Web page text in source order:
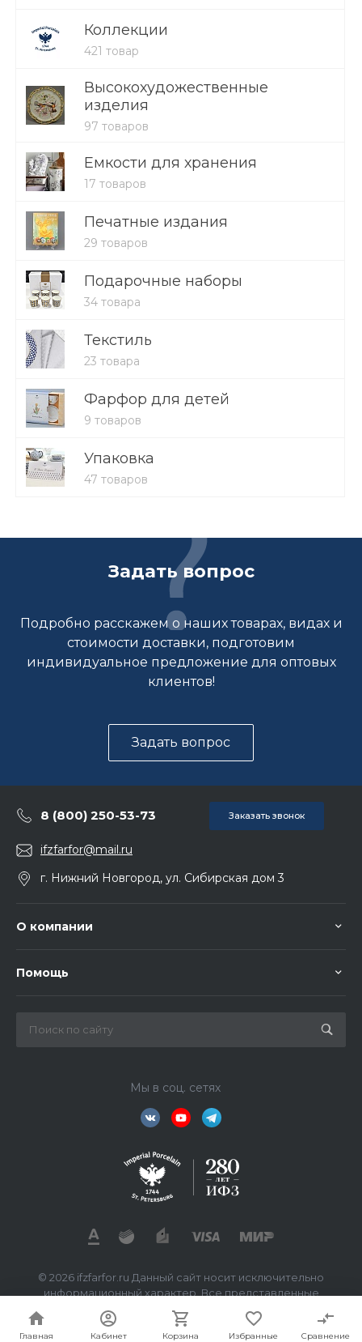
Главная Кабинет Корзина Избранные Сравнение
Коллекции
421 товар
Высокохудожественные
изделия
97 товаров
Емкости для хранения
17 товаров
Печатные издания
29 товаров
Подарочные наборы
34 товара
Текстиль
23 товара
Фарфор для детей
9 товаров
Упаковка
47 товаров
Задать вопрос
Подробно расскажем о наших товарах, видах и
стоимости доставки, подготовим
индивидуальное предложение для оптовых
клиентов!
Задать вопрос
8 (800) 250-53-73 Заказать звонок
ifzfarfor@mail.ru
г. Нижний Новгород, ул. Сибирская дом 3
О компании
Помощь
Мы в соц. сетях
© 2026 ifzfarfor.ru Данный сайт носит исключительно
информационный характер. Все представленные
предложения не являются офертой, определяемой
статьей 437 ГК РФ.